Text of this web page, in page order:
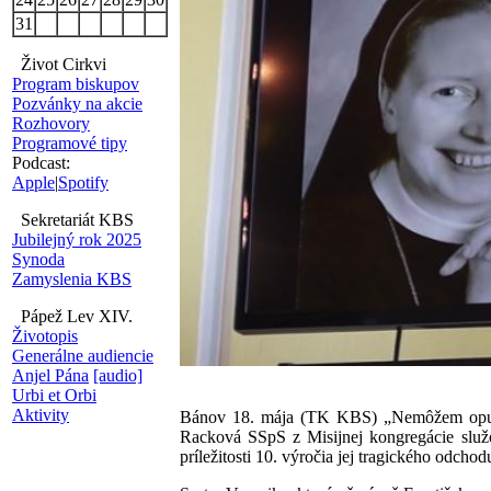
31
Život Cirkvi
Program biskupov
Pozvánky na akcie
Rozhovory
Programové tipy
Podcast:
Apple|Spotify
Sekretariát KBS
Jubilejný rok 2025
Synoda
Zamyslenia KBS
Pápež Lev XIV.
Životopis
Generálne audiencie
Anjel Pána [audio]
Urbi et Orbi
Aktivity
Bánov 18. mája (TK KBS) „Nemôžem
Racková SSpS z Misijnej kongregácie
príležitosti 10. výročia jej tragického